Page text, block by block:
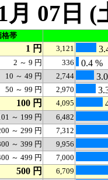
月 07日
格帯
1 円 3,121
2 ～ 9 円 336 0.4 %
10 ～ 49 円 2,744
50 ～ 99 円 2,970
100 円
4,095
～ 199 円
6,482
～ 299 円
7,312
～ 399 円
9,956
～ 499 円
7,000
500 円
6,709